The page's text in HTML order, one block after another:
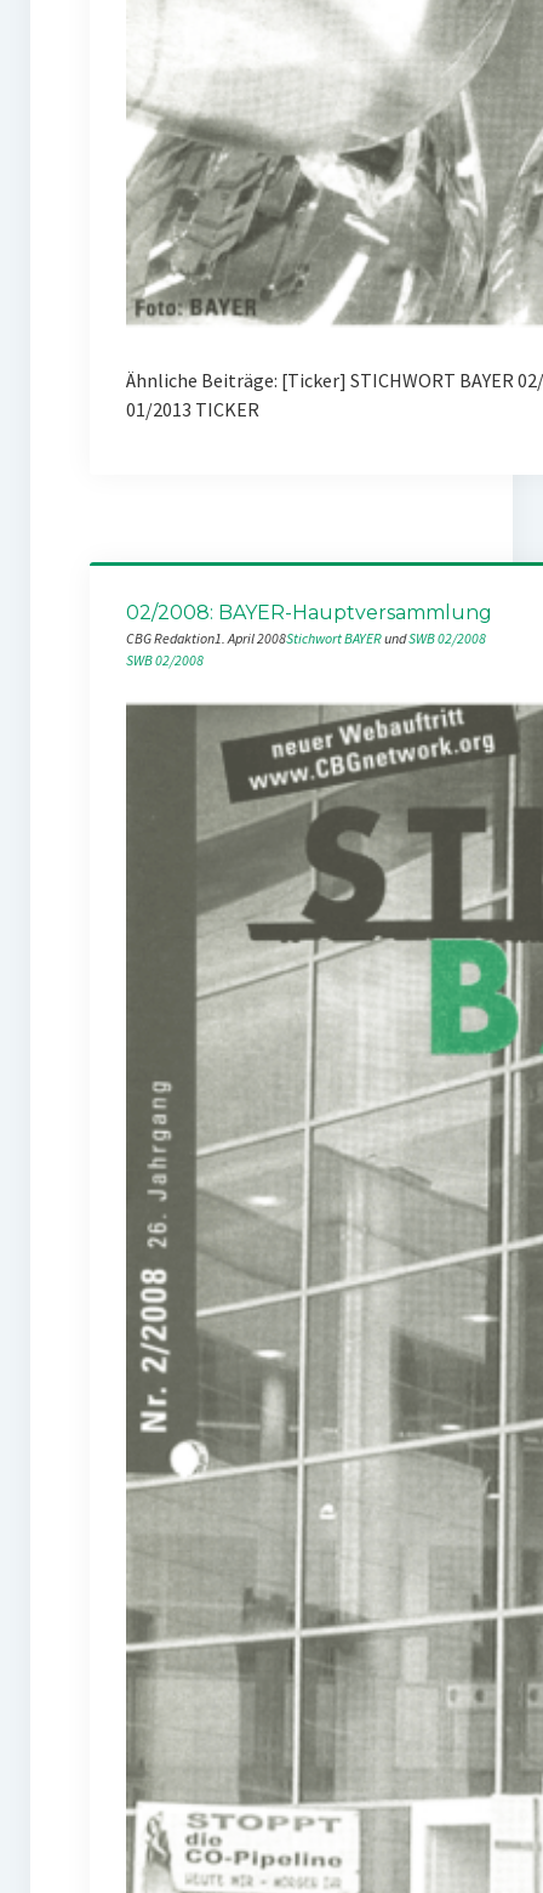
Ähnliche Beiträge: [Ticker] STICHWORT BAYER
01/2013 TICKER
02/2008: BAYER-Hauptversammlung
CBG Redaktion1. April 2008Stichwort BAYER und SWB 02/2008
SWB 02/2008